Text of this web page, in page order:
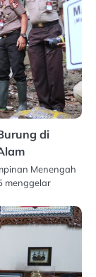
di
Menengah
menggelar